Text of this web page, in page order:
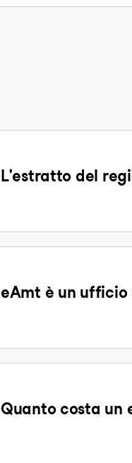
L'estratto del
eAmt è un
Quanto costa un